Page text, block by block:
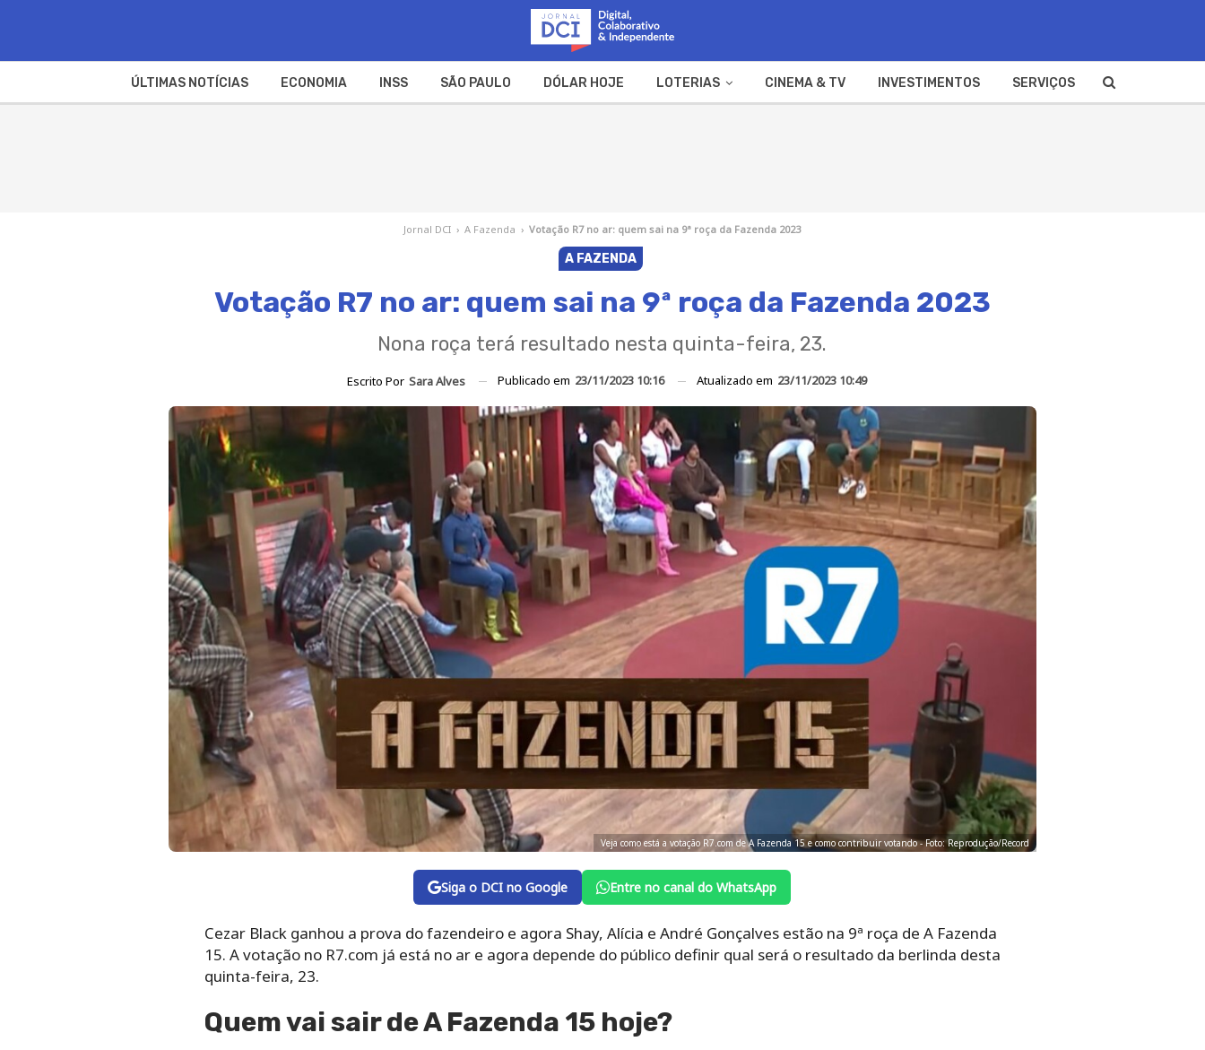
ÚLTIMAS NOTÍCIAS ECONOMIA INSS SÃO PAULO DÓLAR HOJE LOTERIAS CINEMA & TV INVESTIMENTOS SERVIÇOS
Jornal DCI › A Fazenda › Votação R7 no ar: quem sai na 9ª roça da Fazenda 2023
A FAZENDA
Votação R7 no ar: quem sai na 9ª roça da Fazenda 2023
Nona roça terá resultado nesta quinta-feira, 23.
Escrito Por Sara Alves Publicado em 23/11/2023 10:16 Atualizado em 23/11/2023 10:49
Veja como está a votação R7.com de A Fazenda 15 e como contribuir votando - Foto: Reprodução/Record
Siga o DCI no Google Entre no canal do WhatsApp
Cezar Black ganhou a prova do fazendeiro e agora Shay, Alícia e André Gonçalves estão na 9ª roça de A Fazenda
15. A votação no R7.com já está no ar e agora depende do público definir qual será o resultado da berlinda desta
quinta-feira, 23.
Quem vai sair de A Fazenda 15 hoje?